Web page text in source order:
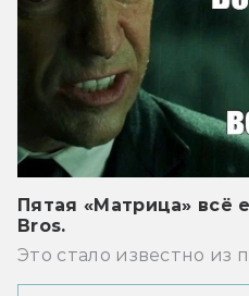
Пятая «Матрица» всё
Bros.
Это стало известно из